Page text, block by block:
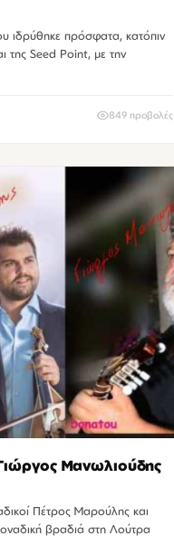
ιδρύθηκε πρόσφατα, κατόπιν
της Seed Point, με την
849 προβολές
Μανωλιούδης
Πέτρος Μαρούλης και
βραδιά στη Λούτρα